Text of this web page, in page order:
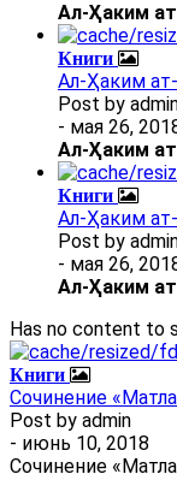
Ал-Ҳаким
Книги
Ал-Ҳаким
Post by
- мая 26,
Ал-Ҳаким
Книги
Ал-Ҳаким
Post by
- мая 26,
Ал-Ҳаким
Has no content to
Книги
Сочинение
Post by admin
- июнь 10, 2018
Сочинение